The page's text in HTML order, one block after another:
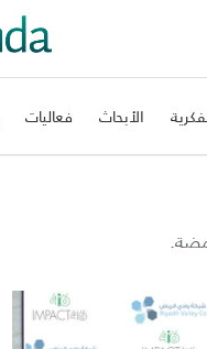
الأبحاث فعاليات